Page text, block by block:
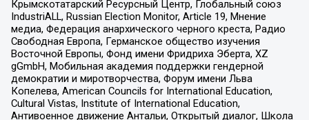
Крымскотатарский Ресурсный Центр, Глобальный союз
IndustriALL, Russian Election Monitor, Article 19, Мнение
медиа, Федерация анархического черного креста, Радио
Свободная Европа, Германское общество изучения
Восточной Европы, Фонд имени Фридриха Эберта, XZ
gGmbH, Мобильная академия поддержки гендерной
демократии и миротворчества, Форум имени Льва
Копелева, American Councils for International Education,
Cultural Vistas, Institute of International Education,
Антивоенное движение Антальи, Открытый диалог, Школа